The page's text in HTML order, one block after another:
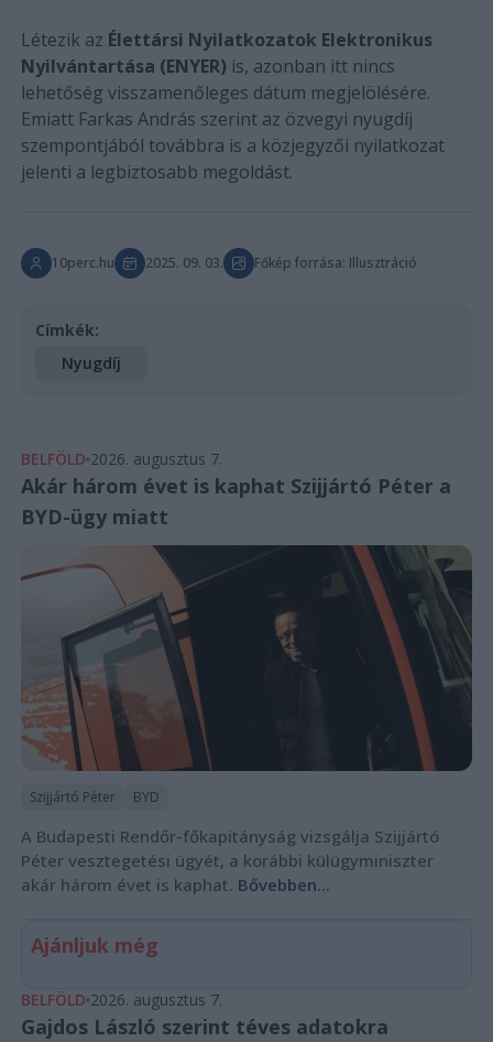
Létezik az Élettársi Nyilatkozatok Elektronikus
Nyilvántartása (ENYER) is, azonban itt nincs
lehetőség visszamenőleges dátum megjelölésére.
Emiatt Farkas András szerint az özvegyi nyugdíj
szempontjából továbbra is a közjegyzői nyilatkozat
jelenti a legbiztosabb megoldást.
10perc.hu 2025. 09. 03. Főkép forrása: Illusztráció
Címkék:
Nyugdíj
BELFÖLD 2026. augusztus 7.
Akár három évet is kaphat Szijjártó Péter a
BYD-ügy miatt
Szijjártó Péter BYD
A Budapesti Rendőr-főkapitányság vizsgálja Szijjártó
Péter vesztegetési ügyét, a korábbi külügyminiszter
akár három évet is kaphat. Bővebben...
Ajánljuk még
BELFÖLD 2026. augusztus 7.
Gajdos László szerint téves adatokra